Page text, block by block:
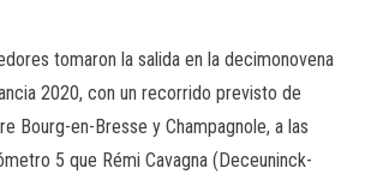
tomaron la salida en la decimonovena
2020, con un recorrido previsto de
Bourg-en-Bresse y Champagnole, a las
5 que Rémi Cavagna (Deceuninck-